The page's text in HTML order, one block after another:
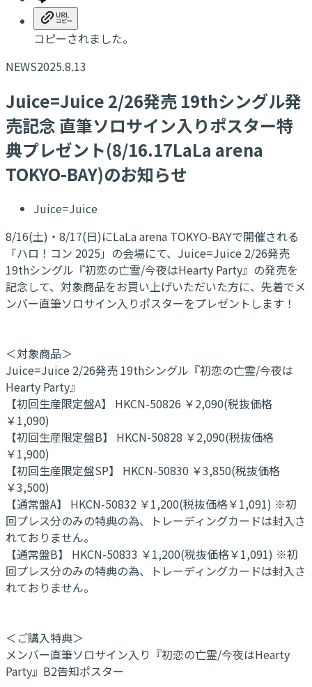
コピーされました。
NEWS2025.8.13
Juice=Juice 2/26発売 19thシングル発
売記念 直筆ソロサイン入りポスター特
典プレゼント(8/16.17LaLa arena
TOKYO-BAY)のお知らせ
Juice=Juice
8/16(土)・8/17(日)にLaLa arena TOKYO-BAYで開催される
「ハロ！コン 2025」の会場にて、Juice=Juice 2/26発売
19thシングル『初恋の亡霊/今夜はHearty Party』の発売を
記念して、対象商品をお買い上げいただいた方に、先着でメ
ンバー直筆ソロサイン入りポスターをプレゼントします！
＜対象商品＞
Juice=Juice 2/26発売 19thシングル『初恋の亡霊/今夜は
Hearty Party』
【初回生産限定盤A】 HKCN-50826 ￥2,090(税抜価格
￥1,090)
【初回生産限定盤B】 HKCN-50828 ￥2,090(税抜価格
￥1,900)
【初回生産限定盤SP】 HKCN-50830 ￥3,850(税抜価格
￥3,500)
【通常盤A】 HKCN-50832 ￥1,200(税抜価格￥1,091) ※初
回プレス分のみの特典の為、トレーディングカードは封入さ
れておりません。
【通常盤B】 HKCN-50833 ￥1,200(税抜価格￥1,091) ※初
回プレス分のみの特典の為、トレーディングカードは封入さ
れておりません。
＜ご購入特典＞
メンバー直筆ソロサイン入り『初恋の亡霊/今夜はHearty
Party』B2告知ポスター